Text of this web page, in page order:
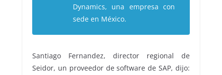
Dynamics, una empresa con
sede en México.
Santiago Fernandez, director regional de
Seidor, un proveedor de software de SAP, dijo: